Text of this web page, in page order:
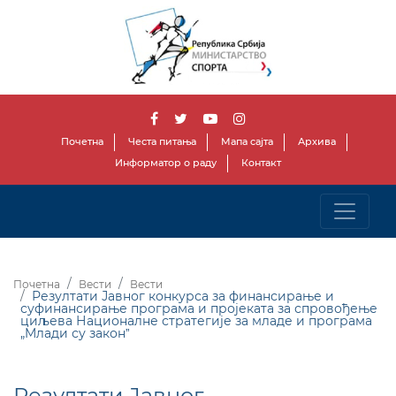
Почетна Честа питања Мапа сајта
Архива
Информатор о раду
Контакт
Почетна Вести Вести
Резултати Јавног конкурса за финансирање и
суфинансирање програма и пројеката за спровођење
циљева Националне стратегије за младе и програма
„Mлади су законˮ